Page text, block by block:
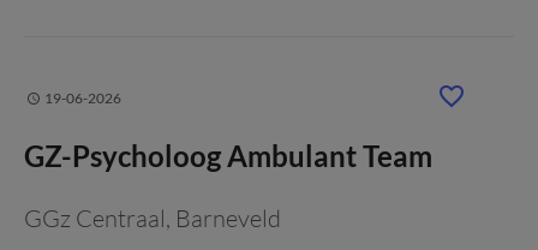
19-06-2026
GZ-Psycholoog Ambulant Team
GGz Centraal, Barneveld